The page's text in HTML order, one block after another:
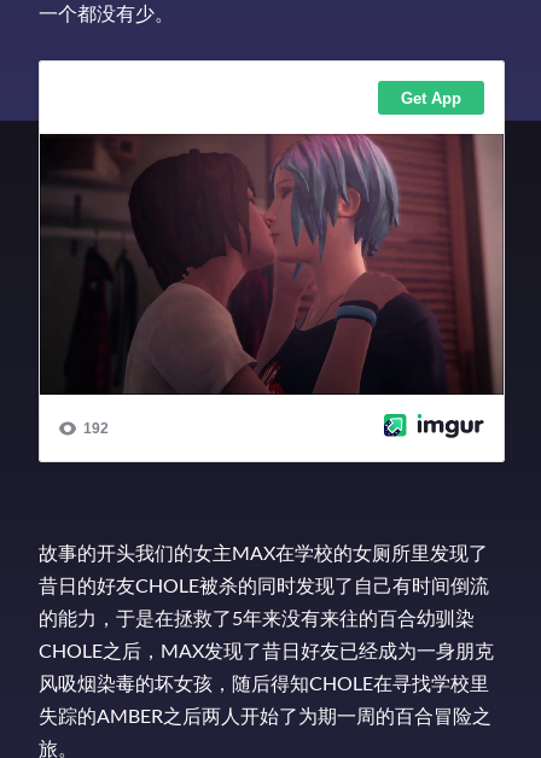
一个都没有少。
故事的开头我们的女主MAX在学校的女厕所里发现了
昔日的好友CHOLE被杀的同时发现了自己有时间倒流
的能力，于是在拯救了5年来没有来往的百合幼驯染
CHOLE之后，MAX发现了昔日好友已经成为一身朋克
风吸烟染毒的坏女孩，随后得知CHOLE在寻找学校里
失踪的AMBER之后两人开始了为期一周的百合冒险之
旅。